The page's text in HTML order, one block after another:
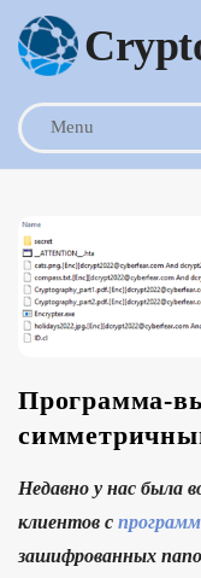
Menu
Программа-
Недавно у нас была
клиентов с
зашифрованных